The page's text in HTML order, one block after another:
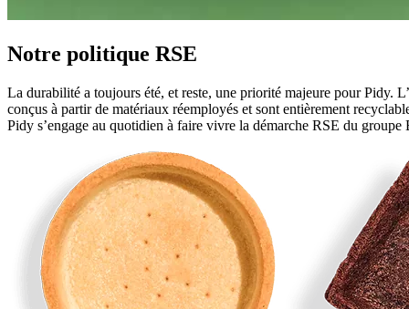
Notre politique RSE
La durabilité a toujours été, et reste, une priorité majeure pour Pidy.
conçus à partir de matériaux réemployés et sont entièrement
Pidy s’engage au quotidien à faire vivre la démarche RSE du